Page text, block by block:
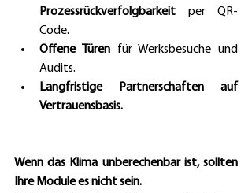
Prozessrückverfolgbarkeit per QR-
Code.
Offene Türen für Werksbesuche und
Audits.
Langfristige Partnerschaften auf
Vertrauensbasis.
Wenn das Klima unberechenbar ist, sollten
Ihre Module es nicht sein.